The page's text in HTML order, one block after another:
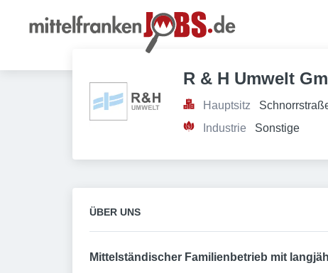
R & H Umwelt
Hauptsitz
Industrie
Sonstige
ÜBER UNS
Mittelständischer Familienbetrieb mit